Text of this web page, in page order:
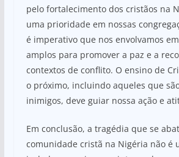
pelo fortalecimento dos cristãos na
uma prioridade em nossas
é imperativo que nos envolvamos
amplos para promover a paz e a
contextos de conflito. O ensino de
o próximo, incluindo aqueles que
inimigos, deve guiar nossa ação e
Em conclusão, a tragédia que se
comunidade cristã na Nigéria não é